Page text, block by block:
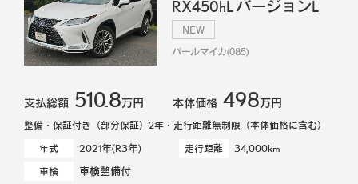
RX450hL バージョンL
NEW
パールマイカ(085)
支払総額 510.8万円 本体価格 498万円
整備・保証付き（部分保証）2年・走行距離無制限（本体価格に含む）
年式
2021年(R3年) 走行距離 34,000km
車検 車検整備付